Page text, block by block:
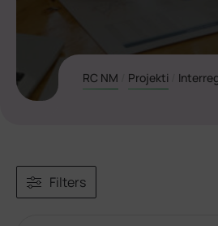
RC NM Projekti
Filters